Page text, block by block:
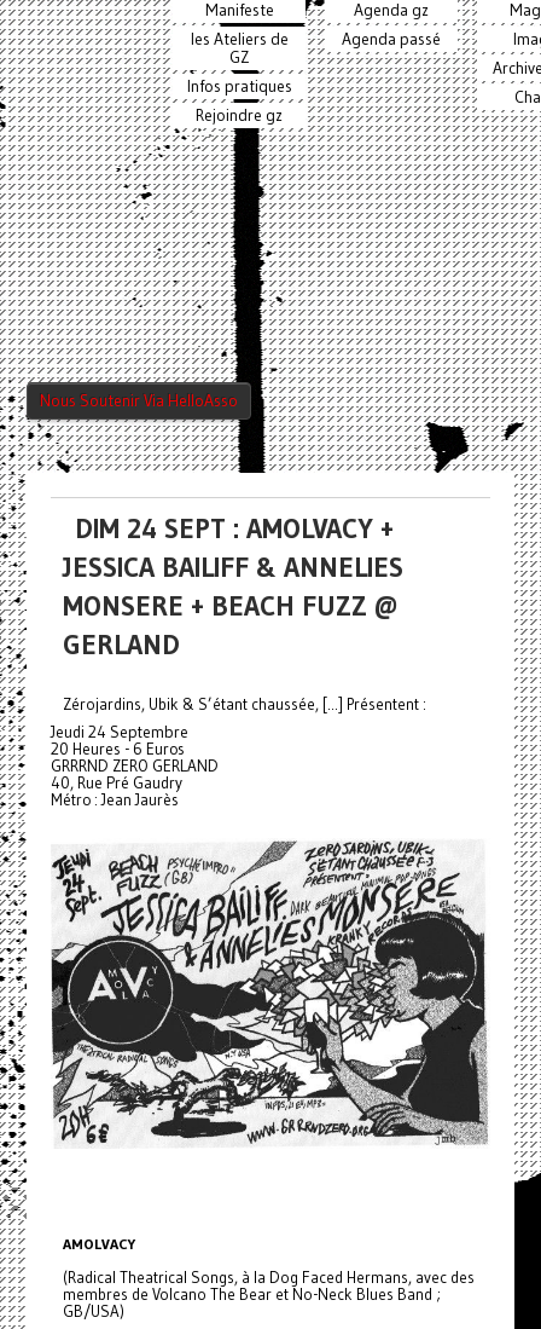
Manifeste
les Ateliers de
GZ
Infos pratiques
Rejoindre gz
Agenda gz
Agenda passé
Nous Soutenir Via HelloAsso
DIM 24 SEPT : AMOLVACY +
JESSICA BAILIFF & ANNELIES
MONSERE + BEACH FUZZ @
GERLAND
Zérojardins, Ubik & S’étant chaussée, [...] Présentent :
Jeudi 24 Septembre
20 Heures - 6 Euros
GRRRND ZERO GERLAND
40, Rue Pré Gaudry
Métro : Jean Jaurès
AMOLVACY
(Radical Theatrical Songs, à la Dog Faced Hermans, avec des
membres de Volcano The Bear et No-Neck Blues Band ;
GB/USA)